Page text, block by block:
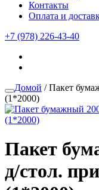
Контакты
Оплата и
+7 (978) 226-43-40
Домой / Пакет
(1*2000)
Пакет
д/стол.